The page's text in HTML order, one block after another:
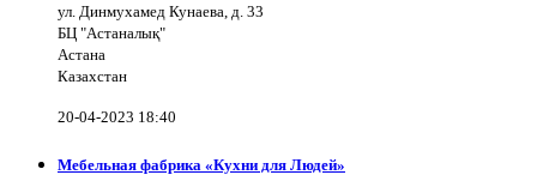
ул. Динмухамед Кунаева, д. 33
БЦ "Астаналық"
Астана
Казахстан
20-04-2023 18:40
Мебельная фабрика «Кухни для Людей»